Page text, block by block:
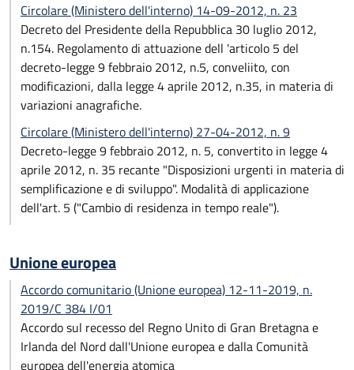
Circolare (Ministero dell'interno) 14-09-2012, n. 23
Decreto del Presidente della Repubblica 30 luglio 2012,
n.154. Regolamento di attuazione dell 'articolo 5 del
decreto-Iegge 9 febbraio 2012, n.5, conveliito, con
modificazioni, dalla legge 4 aprile 2012, n.35, in materia di
variazioni anagrafiche.
Circolare (Ministero dell'interno) 27-04-2012, n. 9
Decreto-legge 9 febbraio 2012, n. 5, convertito in legge 4
aprile 2012, n. 35 recante "Disposizioni urgenti in materia di
semplificazione e di sviluppo". Modalità di applicazione
dell'art. 5 ("Cambio di residenza in tempo reale").
Unione europea
Accordo comunitario (Unione europea) 12-11-2019, n.
2019/C 384 I/01
Accordo sul recesso del Regno Unito di Gran Bretagna e
Irlanda del Nord dall'Unione europea e dalla Comunità
europea dell'energia atomica